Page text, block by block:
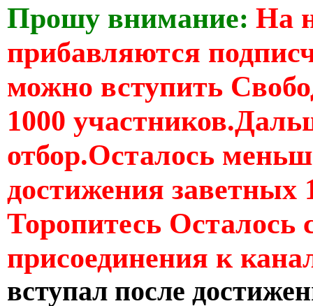
Прошу внимание: На
прибавляются
можно вступить
1000
отбор.Осталось
достижения заветных
Торопитесь Осталось
присоединения к
вступал после